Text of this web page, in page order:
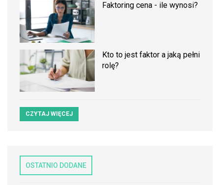
Faktoring cena - ile wynosi?
Kto to jest faktor a jaką pełni
rolę?
CZYTAJ WIĘCEJ
OSTATNIO DODANE